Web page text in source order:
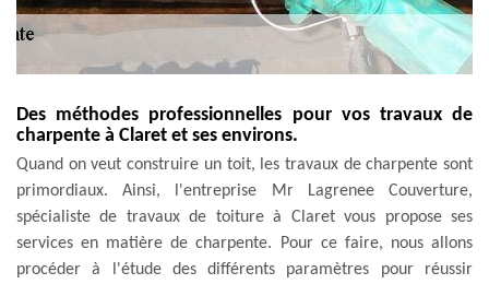
Des méthodes professionnelles pour vos travaux de
charpente à Claret et ses environs.
Quand on veut construire un toit, les travaux de charpente sont
primordiaux. Ainsi, l'entreprise Mr Lagrenee Couverture,
spécialiste de travaux de toiture à Claret vous propose ses
services en matière de charpente. Pour ce faire, nous allons
procéder à l'étude des différents paramètres pour réussir